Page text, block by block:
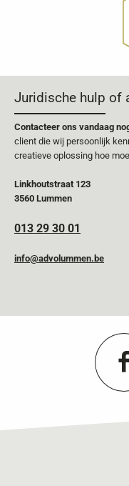
Juridische hulp of
Contacteer ons vandaag
client die wij persoonlijk
creatieve oplossing hoe
Linkhoutstraat 123
3560 Lummen
013 29 30 01
info@advolummen.be